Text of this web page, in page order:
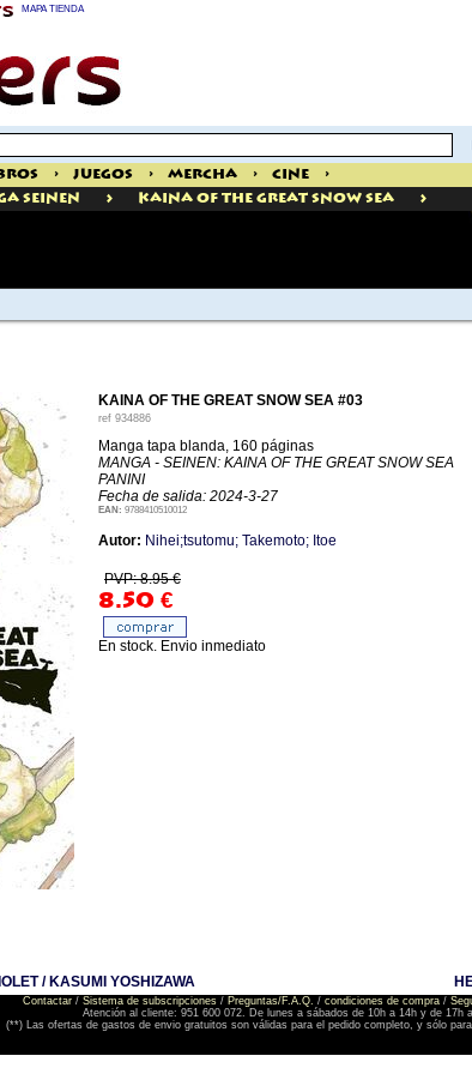
MAPA TIENDA
> Juegos > Mercha > Cine
>
Seinen > Kaina Of The Great Snow Sea >
KAINA OF THE GREAT SNOW SEA #03
ref 934886
Manga tapa blanda, 160 páginas
MANGA - SEINEN: KAINA OF THE GREAT SNOW SEA
PANINI
Fecha de salida: 2024-3-27
EAN: 9788410510012
Autor: Nihei;tsutomu; Takemoto; Itoe
PVP: 8.95 €
8.50 €
En stock. Envio inmediato
/ KASUMI YOSHIZAWA
Contactar / Sistema de subscripciones / Preguntas/F.A.Q. / condiciones de compra /
Atención al cliente: 951 600 072. De lunes a sábados de 10h a 14h y de 17h
(**) Las ofertas de gastos de envio gratuitos son válidas para el pedido completo, y sólo